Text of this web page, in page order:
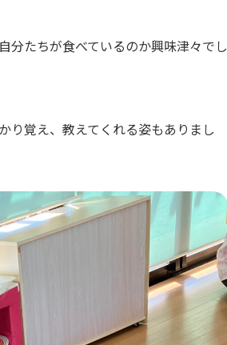
分たちが食べているのか興味津々でし
り覚え、教えてくれる姿もありまし